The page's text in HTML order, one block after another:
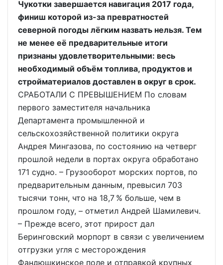
Чукотки завершается навигация 2017 года,
финиш которой из-за превратностей
северной погоды лёгким назвать нельзя. Тем
не менее её предварительные итоги
признаны удовлетворительными: весь
необходимый объём топлива, продуктов и
стройматериалов доставлен в округ в срок.
СРАБОТАЛИ С ПРЕВЫШЕНИЕМ По словам
первого заместителя начальника
Департамента промышленной и
сельскохозяйственной политики округа
Андрея Мингазова, по состоянию на четверг
прошлой недели в портах округа обработано
171 судно. – Грузооборот морских портов, по
предварительным данным, превысил 703
тысячи тонн, что на 18,7 % больше, чем в
прошлом году, – отметил Андрей Шамилевич.
– Прежде всего, этот прирост дал
Беринговский морпорт в связи с увеличением
отгрузки угля с месторождения
Фандюшкинское поле и отправкой крупных